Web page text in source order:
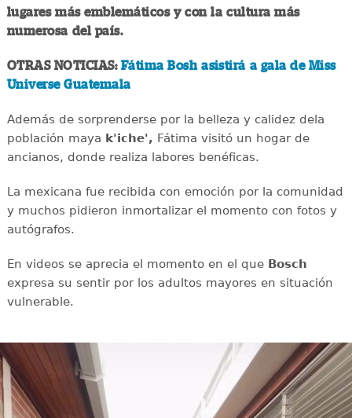
lugares más emblemáticos y con la cultura más
numerosa del país.
OTRAS NOTICIAS: Fátima Bosh asistirá a gala de Miss
Universe Guatemala
Además de sorprenderse por la belleza y calidez dela
población maya k'iche', Fátima visitó un hogar de
ancianos, donde realiza labores benéficas.
La mexicana fue recibida con emoción por la comunidad
y muchos pidieron inmortalizar el momento con fotos y
autógrafos.
En videos se aprecia el momento en el queBosch
expresa su sentir por los adultos mayores en situación
vulnerable.